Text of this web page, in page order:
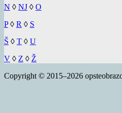
N ◊ NJ ◊ O
P◊ R ◊ S
Š ◊ T ◊ U
V ◊ Z ◊ Ž
Copyright © 2015–2026